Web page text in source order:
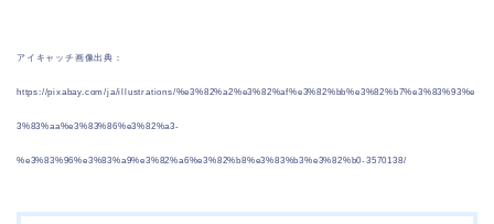
アイキャッチ画像出典：
https://pixabay.com/ja/illustrations/%e3%82%a2%e3%82%af%e3%82%bb%e3%82%b7%e3%83%93%e
3%83%aa%e3%83%86%e3%82%a3-
%e3%83%96%e3%83%a9%e3%82%a6%e3%82%b8%e3%83%b3%e3%82%b0-3570138/